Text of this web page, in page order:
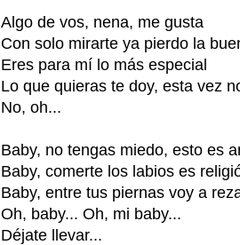
Algo de vos, nena, me gusta
Con solo mirarte ya pierdo la
Eres para mí lo más especial
Lo que quieras te doy, esta vez
No, oh...
Baby, no tengas miedo, esto es
Baby, comerte los labios es
Baby, entre tus piernas voy a
Oh, baby... Oh, mi baby...
Déjate llevar...